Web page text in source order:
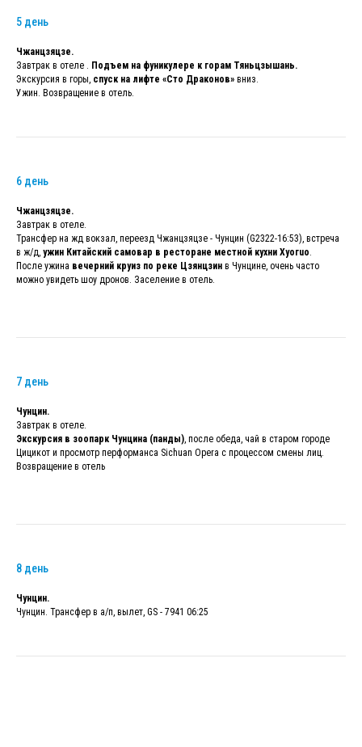
5 день
Чжанцзяцзе.
Завтрак в отеле . Подъем на фуникулере к горам Тяньцзышань.
Экскурсия в горы, спуск на лифте «Сто Драконов» вниз.
Ужин. Возвращение в отель.
6 день
Чжанцзяцзе.
Завтрак в отеле.
Трансфер на жд вокзал, переезд Чжанцзяцзе - Чунцин (G2322-16:53), встреча
в ж/д, ужин Китайский самовар в ресторане местной кухни Хуогuo
После ужина вечерний круиз по реке Цзянцзин в Чунцине, очень часто
можно увидеть шоу дронов. Заселение в отель.
7 день
Чунцин.
Завтрак в отеле.
Экскурсия в зоопарк Чунцина (панды) , после обеда, чай в старом городе
Цицикот и просмотр перформанса Sichuan Opera с процессом смены лиц.
Возвращение в отель
8 день
Чунцин.
Чунцин. Трансфер в а/п, вылет, GS - 7941 06:25